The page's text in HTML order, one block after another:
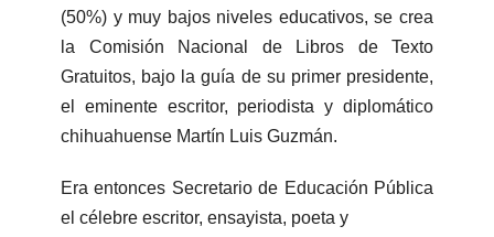
(50%) y muy bajos niveles educativos, se crea
la Comisión Nacional de Libros de Texto
Gratuitos, bajo la guía de su primer presidente,
el eminente escritor, periodista y diplomático
chihuahuense Martín Luis Guzmán.
Era entonces Secretario de Educación Pública
el célebre escritor, ensayista, poeta y